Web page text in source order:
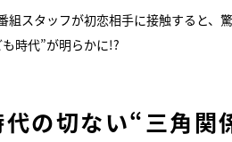
組スタッフが初恋相手に接触すると
時代”が明らかに!?
の切ない“三角関